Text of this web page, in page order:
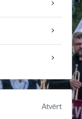
Atvērt